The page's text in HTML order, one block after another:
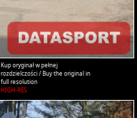
Kup oryginał w pełnej
rozdzielczości / Buy the original in
full resolution
HIGH-RES